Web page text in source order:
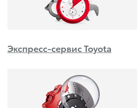
Экспресс-сервис Toyota